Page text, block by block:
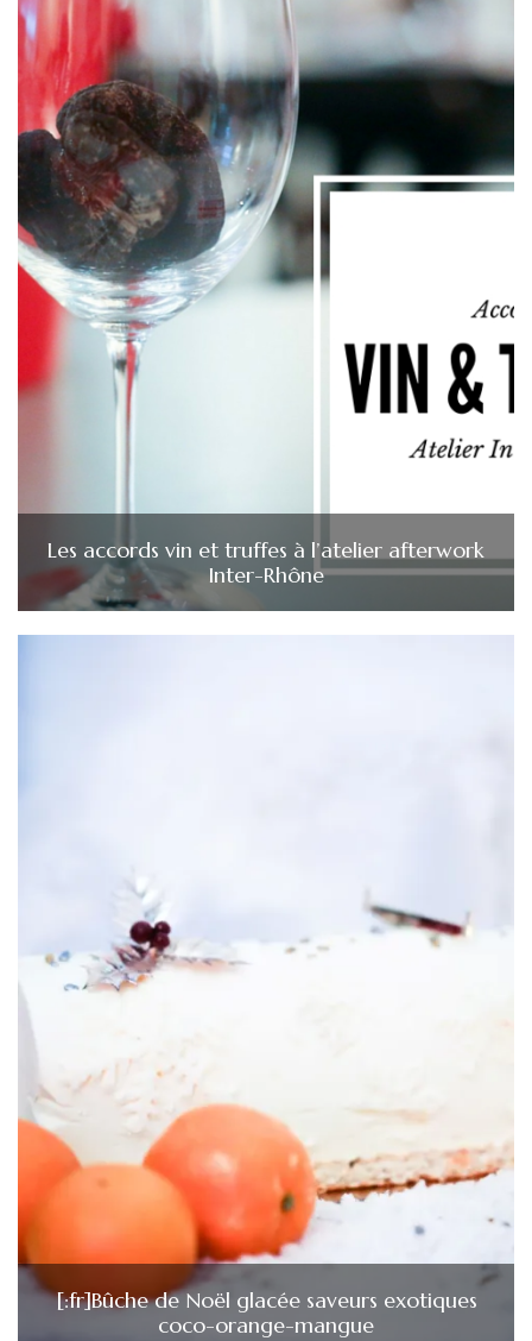
Les accords vin et truffes à l’atelier afterwork
Inter-Rhône
[:fr]Bûche de Noël glacée saveurs exotiques
coco-orange-mangue